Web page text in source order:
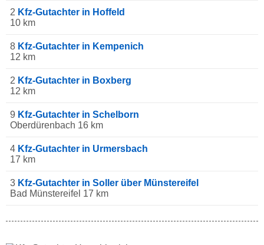
2 Kfz-Gutachter in Hoffeld
10 km
8 Kfz-Gutachter in Kempenich
12 km
2 Kfz-Gutachter in Boxberg
12 km
9 Kfz-Gutachter in Schelborn
Oberdürenbach 16 km
4 Kfz-Gutachter in Urmersbach
17 km
3 Kfz-Gutachter in Soller über Münstereifel
Bad Münstereifel 17 km